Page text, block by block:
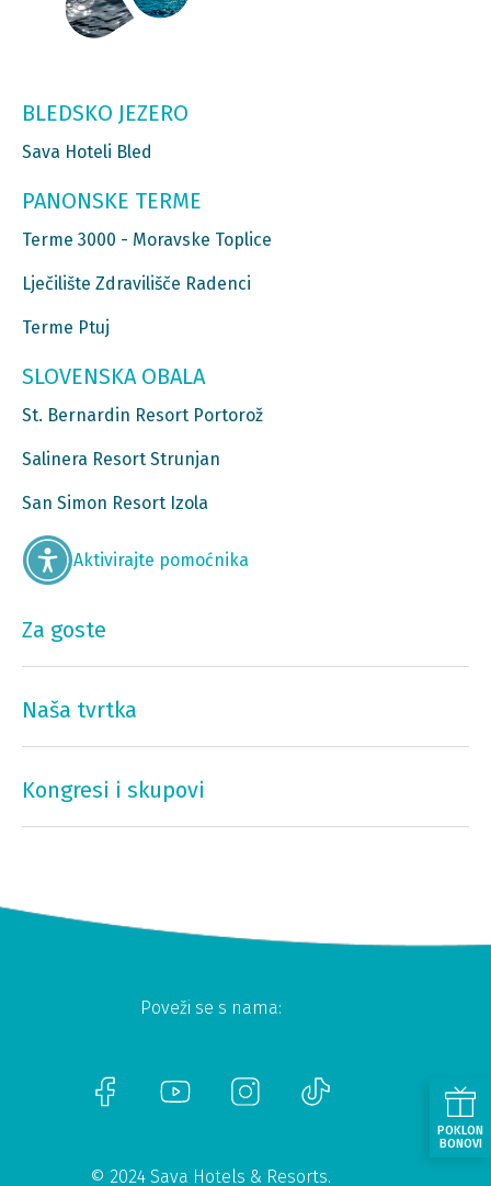
BLEDSKO JEZERO
Sava Hoteli Bled
PANONSKE TERME
Terme 3000 - Moravske Toplice
Lječilište Zdravilišče Radenci
Terme Ptuj
SLOVENSKA OBALA
St. Bernardin Resort Portorož
Salinera Resort Strunjan
San Simon Resort Izola
Aktivirajte pomoćnika
Za goste
Naša tvrtka
Kongresi i skupovi
Poveži se s nama:
© 2024 Sava Hotels & Resorts.
POKLON
BONOVI